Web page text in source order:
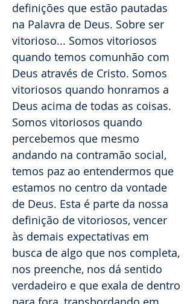
definições que estão pautadas
na Palavra de Deus. Sobre ser
vitorioso... Somos vitoriosos
quando temos comunhão com
Deus através de Cristo. Somos
vitoriosos quando honramos a
Deus acima de todas as coisas.
Somos vitoriosos quando
percebemos que mesmo
andando na contramão social,
temos paz ao entendermos que
estamos no centro da vontade
de Deus. Esta é parte da nossa
definição de vitoriosos, vencer
às demais expectativas em
busca de algo que nos completa,
nos preenche, nos dá sentido
verdadeiro e que exala de dentro